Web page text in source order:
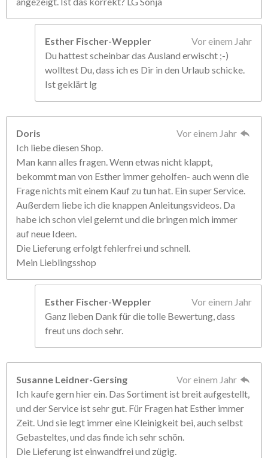
Esther Fischer-Weppler
Vor einem Jahr
Du hattest scheinbar das Ausland erwischt ;-)
wolltest Du, dass ich es Dir in den Urlaub schicke.
Ist geklärt lg
Doris
Vor einem Jahr
Ich liebe diesen Shop.
Man kann alles fragen. Wenn etwas nicht klappt,
bekommt man von Esther immer geholfen- auch wenn die
Frage nichts mit einem Kauf zu tun hat. Ein super Service.
Außerdem liebe ich die knappen Anleitungsvideos. Da
habe ich schon viel gelernt und die bringen mich immer
auf neue Ideen.
Die Lieferung erfolgt fehlerfrei und schnell.
Mein Lieblingsshop
Esther Fischer-Weppler
Vor einem Jahr
Ganz lieben Dank für die tolle Bewertung, dass
freut uns doch sehr.
Susanne Leidner-Gersing
Vor einem Jahr
Ich kaufe gern hier ein. Das Sortiment ist breit aufgestellt,
und der Service ist sehr gut. Für Fragen hat Esther immer
Zeit. Und sie legt immer eine Kleinigkeit bei, auch selbst
Gebasteltes, und das finde ich sehr schön.
Die Lieferung ist einwandfrei und zügig.